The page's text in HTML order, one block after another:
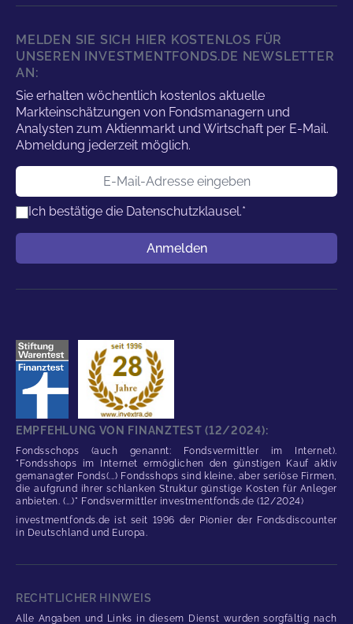
MELDEN SIE SICH HIER KOSTENLOS FÜR
UNSEREN INVESTMENTFONDS.DE NEWSLETTER
AN:
Sie erhalten wöchentlich kostenlos aktuelle
Markteinschätzungen von Fondsmanagern und
Analysten zum Aktienmarkt und Wirtschaft per E-Mail.
Abmeldung jederzeit möglich.
E-Mail-Adresse
Ich bestätige die Datenschutzklausel.*
Anmelden
EMPFEHLUNG VON FINANZTEST (12/2024):
Fondsschops (auch genannt: Fondsvermittler im Internet).
"Fondsshops im Internet ermöglichen den günstigen Kauf aktiv
gemanagter Fonds(...) Fondsshops sind kleine, aber seriöse Firmen,
die aufgrund ihrer schlanken Struktur günstige Kosten für Anleger
anbieten. (...)" Fondsvermittler investmentfonds.de (12/2024)
investmentfonds.de ist seit 1996 der Pionier der Fondsdiscounter
in Deutschland und Europa.
RECHTLICHER HINWEIS
Alle Angaben und Links in diesem Dienst wurden sorgfältig nach